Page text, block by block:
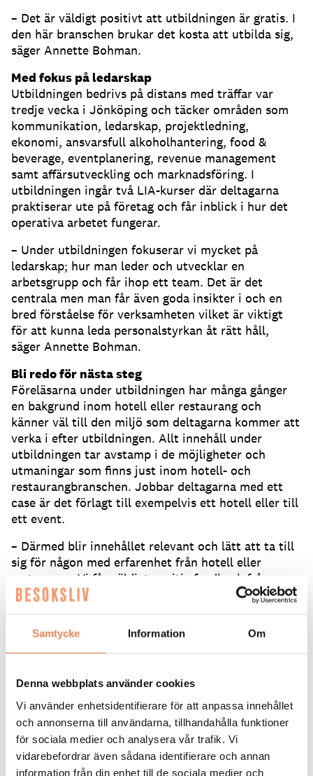
Samtycke Information Om
Denna webbplats använder cookies
Vi använder enhetsidentifierare för att anpassa innehållet
och annonserna till användarna, tillhandahålla funktioner
för sociala medier och analysera vår trafik. Vi
vidarebefordrar även sådana identifierare och annan
information från din enhet till de sociala medier och
– Det är väldigt positivt att utbildningen är gratis. I
den här branschen brukar det kosta att utbilda sig,
säger Annette Bohman.
Med fokus på ledarskap
Utbildningen bedrivs på distans med träffar var
tredje vecka i Jönköping och täcker områden som
kommunikation, ledarskap, projektledning,
ekonomi, ansvarsfull alkoholhantering, food &
beverage, eventplanering, revenue management
samt affärsutveckling och marknadsföring. I
utbildningen ingår två LIA-kurser där deltagarna
praktiserar ute på företag och får inblick i hur det
operativa arbetet fungerar.
– Under utbildningen fokuserar vi mycket på
ledarskap; hur man leder och utvecklar en
arbetsgrupp och får ihop ett team. Det är det
centrala men man får även goda insikter i och en
bred förståelse för verksamheten vilket är viktigt
för att kunna leda personalstyrkan åt rätt håll,
säger Annette Bohman.
Bli redo för nästa steg
Föreläsarna under utbildningen har många gånger
en bakgrund inom hotell eller restaurang och
känner väl till den miljö som deltagarna kommer att
verka i efter utbildningen. Allt innehåll under
utbildningen tar avstamp i de möjligheter och
utmaningar som finns just inom hotell- och
restaurangbranschen. Jobbar deltagarna med ett
case är det förlagt till exempelvis ett hotell eller till
ett event.
– Därmed blir innehållet relevant och lätt att ta till
sig för någon med erfarenhet från hotell eller
restaurang. Vi får väldigt positiv feedback från
tidigare utbildningsdeltagare. Det här är en perfekt
utbildning för personer som till exempel jobbat
inom reception och nu vill ta ett steg upp i
karriären till receptionschef och så småningom
kanske bli hotellchef, säger Annette Bohman.
Läs mer om utbildningen och hur du ansöker på
skolans webbplats.